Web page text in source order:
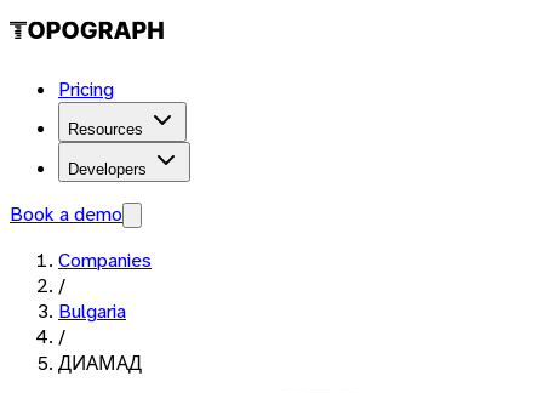
Pricing
Resources
Developers
Book a demo
Companies
/
Bulgaria
/
ДИАМАД